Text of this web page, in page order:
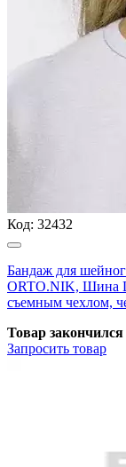
Код: 32432
Бандаж для
ORTO.NIK, Шина
съемным
Товар закончился
Запросить товар